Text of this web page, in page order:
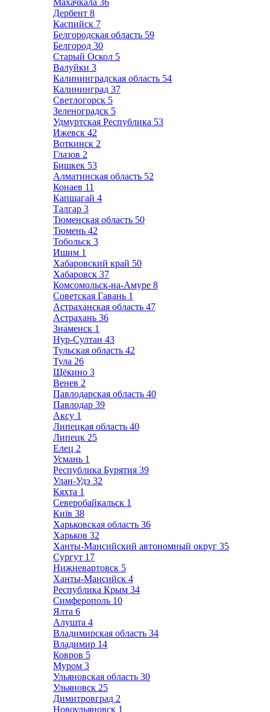
Махачкала 36
Дербент 8
Каспийск 7
Белгородская область 59
Белгород 30
Старый Оскол 5
Валуйки 3
Калининградская область 54
Калининград 37
Светлогорск 5
Зеленоградск 5
Удмуртская Республика 53
Ижевск 42
Воткинск 2
Глазов 2
Бишкек 53
Алматинская область 52
Конаев 11
Капшагай 4
Талгар 3
Тюменская область 50
Тюмень 42
Тобольск 3
Ишим 1
Хабаровский край 50
Хабаровск 37
Комсомольск-на-Амуре 8
Советская Гавань 1
Астраханская область 47
Астрахань 36
Знаменск 1
Нур-Султан 43
Тульская область 42
Тула 26
Щёкино 3
Венев 2
Павлодарская область 40
Павлодар 39
Аксу 1
Липецкая область 40
Липецк 25
Елец 2
Усмань 1
Республика Бурятия 39
Улан-Удэ 32
Кяхта 1
Северобайкальск 1
Київ 38
Харьковская область 36
Харьков 32
Ханты-Мансийский автономный округ 35
Сургут 17
Нижневартовск 5
Ханты-Мансийск 4
Республика Крым 34
Симферополь 10
Ялта 6
Алушта 4
Владимирская область 34
Владимир 14
Ковров 5
Муром 3
Ульяновская область 30
Ульяновск 25
Димитровград 2
Новоульяновск 1